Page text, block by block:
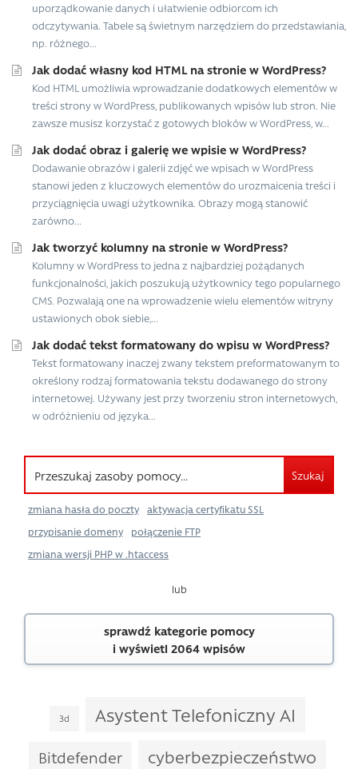
uporządkowanie danych i ułatwienie odbiorcom ich
odczytywania. Tabele są świetnym narzędziem do przedstawiania,
np. różnego...
Jak dodać własny kod HTML na stronie w WordPress?
Kod HTML umożliwia wprowadzanie dodatkowych elementów w
treści strony w WordPress, publikowanych wpisów lub stron. Nie
zawsze musisz korzystać z gotowych bloków w WordPress, w...
Jak dodać obraz i galerię we wpisie w WordPress?
Dodawanie obrazów i galerii zdjęć we wpisach w WordPress
stanowi jeden z kluczowych elementów do urozmaicenia treści i
przyciągnięcia uwagi użytkownika. Obrazy mogą stanowić
zarówno...
Jak tworzyć kolumny na stronie w WordPress?
Kolumny w WordPress to jedna z najbardziej pożądanych
funkcjonalności, jakich poszukują użytkownicy tego popularnego
CMS. Pozwalają one na wprowadzenie wielu elementów witryny
ustawionych obok siebie,...
Jak dodać tekst formatowany do wpisu w WordPress?
Tekst formatowany inaczej zwany tekstem preformatowanym to
określony rodzaj formatowania tekstu dodawanego do strony
internetowej. Używany jest przy tworzeniu stron internetowych,
w odróżnieniu od języka...
Szukaj
zmiana hasła do poczty
aktywacja certyfikatu SSL
przypisanie domeny
połączenie FTP
zmiana wersji PHP w .htaccess
lub
sprawdź kategorie pomocy
i wyświetl 2064 wpisów
3d Asystent Telefoniczny AI
Bitdefender cyberbezpieczeństwo